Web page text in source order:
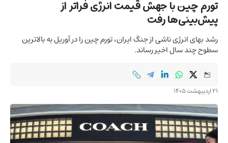
تورم چین با جهش قیمت انرژی فراتر از
پیش‌بینی‌ها رفت
رشد بهای انرژی ناشی از جنگ ایران، تورم چین را در آوریل به بالاترین
سطوح چند سال اخیر رساند.
21 اردیبهشت 1405